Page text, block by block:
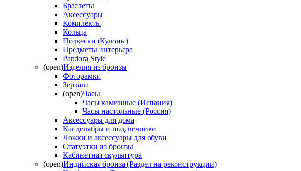
Браслеты
Аксессуары
Комплекты
Кольца
Подвески (Кулоны)
Предметы интерьера
Pandora Style
(open)Изделия из бронзы
Фоторамки
Зеркала
(open)Часы
Часы каминные (Испания)
Часы настольные (Россия)
Аксессуары для дома
Канделябры и подсвечники
Ложки и аксессуары для обуви
Статуэтки из бронзы
Кабинетная скульптура
(open)Индийская бронза (Раздел на реконструкции)